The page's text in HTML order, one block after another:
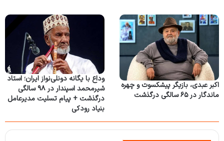
اکبر عبدی، بازیگر پیشکسوت و چهره
ماندگار در ۶۵ سالگی درگذشت
وداع با یگانه دونلی‌نواز ایران؛ استاد
شیرمحمد اسپندار در ۹۸ سالگی
درگذشت + پیام تسلیت مدیرعامل
بنیاد رودکی